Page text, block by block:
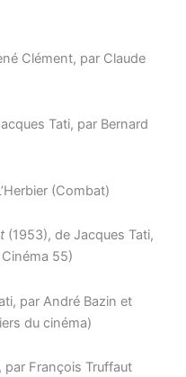
Clément, par Claude
Tati, par Bernard
(Combat)
(1953), de Jacques Tati,
55)
par André Bazin et
du cinéma)
par François Truffaut